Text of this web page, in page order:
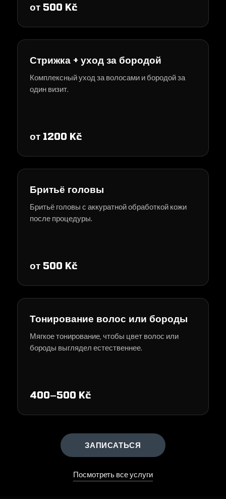
от 500 Kč
Стрижка + уход за бородой
Комплексный уход за волосами и бородой за
один визит.
от 1200 Kč
Бритьё головы
Бритьё головы с аккуратной обработкой кожи
после процедуры.
от 500 Kč
Тонирование волос или бороды
Мягкое тонирование, чтобы цвет волос или
бороды выглядел естественнее.
400–500 Kč
ЗАПИСАТЬСЯ
Посмотреть все услуги